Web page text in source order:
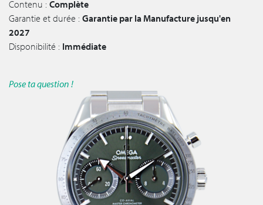
Contenu : Complète
Garantie et durée : Garantie par la Manufacture jusqu'en
2027
Disponibilité : Immédiate
Pose ta question !